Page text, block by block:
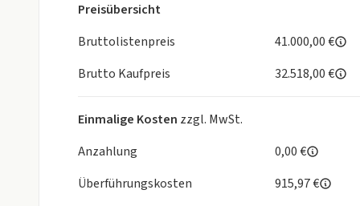
Preisübersicht
Bruttolistenpreis
41.000,00 €
Brutto Kaufpreis
32.518,00 €
Einmalige Kosten zzgl. MwSt.
Anzahlung
0,00 €
Überführungskosten
915,97 €